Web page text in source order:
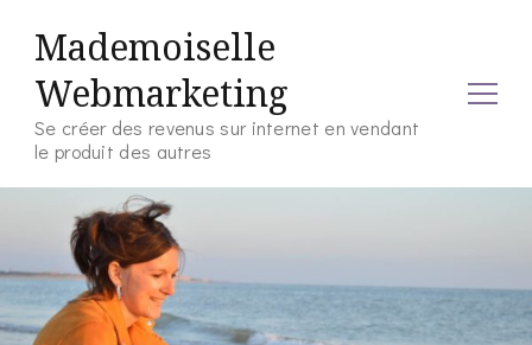
Mademoiselle
Webmarketing
Se créer des revenus sur internet en vendant
le produit des autres